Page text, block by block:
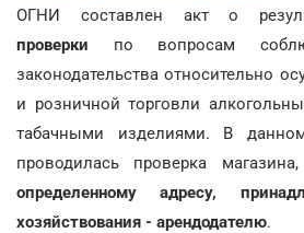
ОГНИ составлен акт о
проверки по вопросам
законодательства относительно
и розничной торговли
табачными изделиями. В
проводилась проверка магазина,
определенному адресу,
хозяйствования - арендодателю.